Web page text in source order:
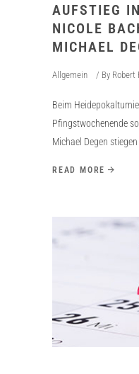
AUFSTIEG
NICOLE
MICHAEL
Allgemein By Robert
Beim
Pfingstwochenende
Michael Degen
READ MORE